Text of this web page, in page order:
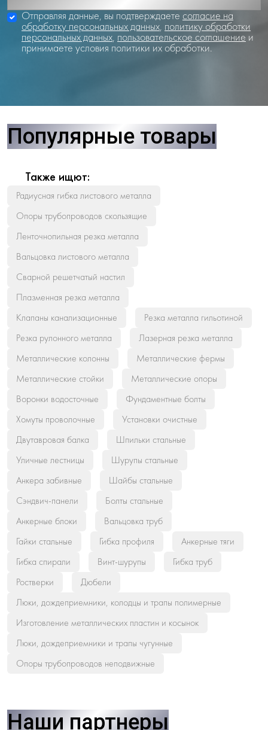
Отправляя данные, вы подтверждаете согласие на
обработку персональных данных, политику обработки
персональных данных, пользовательское соглашение и
принимаете условия политики их обработки.
Популярные товары
Также ищют:
Радиусная гибка листового металла
Опоры трубопроводов скользящие
Ленточнопильная резка металла
Вальцовка листового металла
Сварной решетчатый настил
Плазменная резка металла
Клапаны канализационные
Резка металла гильотиной
Резка рулонного металла
Лазерная резка металла
Металлические колонны
Металлические фермы
Металлические стойки
Металлические опоры
Воронки водосточные
Фундаментные болты
Хомуты проволочные
Установки очистные
Двутавровая балка
Шпильки стальные
Уличные лестницы
Шурупы стальные
Анкера забивные
Шайбы стальные
Сэндвич-панели
Болты стальные
Анкерные блоки
Вальцовка труб
Гайки стальные
Гибка профиля
Анкерные тяги
Гибка спирали
Винт-шурупы
Гибка труб
Ростверки
Дюбели
Люки, дождеприемники, колодцы и трапы полимерные
Изготовление металлических пластин и косынок
Люки, дождеприемники и трапы чугунные
Опоры трубопроводов неподвижные
Наши партнеры